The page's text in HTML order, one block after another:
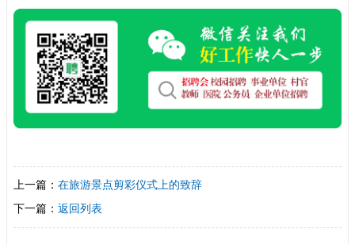
上一篇： 在旅游景点剪彩仪式上的致辞
下一篇： 返回列表